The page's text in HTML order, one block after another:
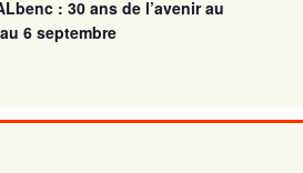
: 30 ans de l’avenir au
6 septembre